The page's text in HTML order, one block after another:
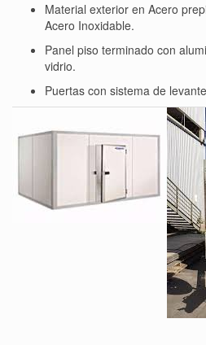
Material exterior en Acero
Acero Inoxidable.
Panel piso terminado con
vidrio.
Puertas con sistema de